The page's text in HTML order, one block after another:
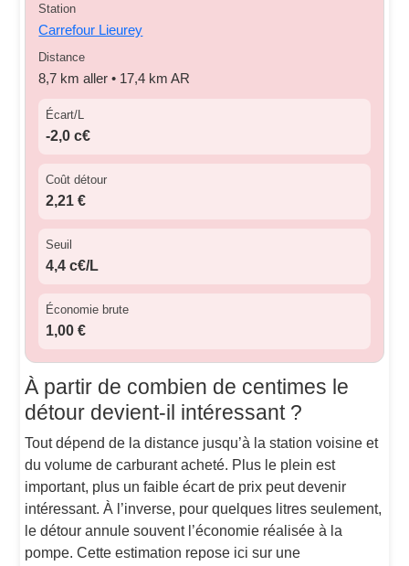
Station
Carrefour Lieurey
Distance
8,7 km aller • 17,4 km AR
Écart/L
-2,0 c€
Coût détour
2,21 €
Seuil
4,4 c€/L
Économie brute
1,00 €
À partir de combien de centimes le
détour devient-il intéressant ?
Tout dépend de la distance jusqu’à la station voisine et
du volume de carburant acheté. Plus le plein est
important, plus un faible écart de prix peut devenir
intéressant. À l’inverse, pour quelques litres seulement,
le détour annule souvent l’économie réalisée à la
pompe. Cette estimation repose ici sur une